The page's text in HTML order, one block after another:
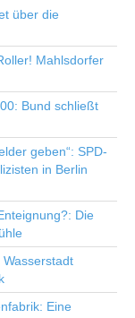
über die
Mahlsdorfer
Bund schließt
geben“: SPD-
in Berlin
Die
Eine